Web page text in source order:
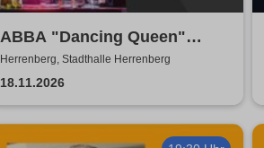
ABBA "Dancing Queen"
Show 2026
Herrenberg, Stadthalle Herrenberg
18.11.2026